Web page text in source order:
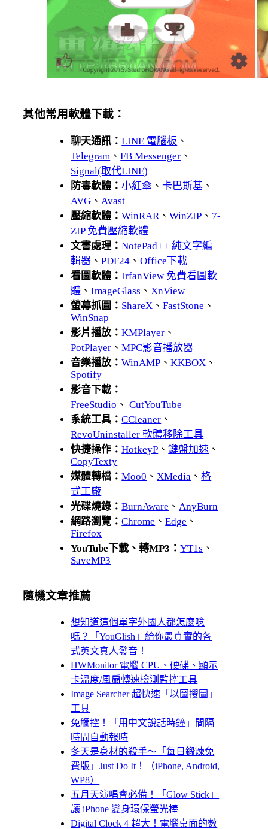
其他常用軟體下載：
聊天通訊：LINE 電腦板 、
Telegram 、FB Messenger 、
Signal(取代LINE)
防毒軟體：小紅傘 、卡巴斯基 、
AVG 、 Avast
壓縮軟體：WinRAR 、WinZIP 、 7-
ZIP 免費壓縮軟體
文書處理：NotePad++ 純文字編
輯器 、PDF24 、Office下載
看圖軟體：IrfanView 免費看圖軟
體 、ImageGlass 、 XnView
螢幕抓圖： ShareX 、FastStone 、
WinSnap
影片播放：KMPlayer 、
PotPlayer 、MPC影音播放器
音樂播放：WinAMP 、KKBOX 、
Spotify
影音下載：
FreeStudio 、 CutYouTube
系統工具：CCleaner 、
RevoUninstaller 軟體移除工具
快捷操作：HotkeyP 、鍵盤加速 、
CopyTexty
媒體轉檔：Moo0 、 XMedia 、格
式工廠
光碟燒錄：BurnAware 、 AnyBurn
網路瀏覽：Chrome 、Edge 、
Firefox
YouTube下載、轉MP3：YT1s 、
SaveMP3
隨機文章推薦
想知道這個單字外國人都怎麼唸
嗎？「YouGlish」給你最真實的各
式英文真人發音！
HWMonitor 電腦 CPU、硬碟、顯示
卡溫度/風扇轉速檢測監控工具
Image Searcher 超快速「以圖搜圖」
工具
免觸控！「用中文說話時鐘」間隔
時間自動報時
冬天是身材的殺手～「每日鍛煉免
費版」Just Do It！（iPhone, Android,
WP8）
五月天演唱會必備！「Glow Stick」
讓 iPhone 變身環保螢光棒
Digital Clock 4 超大！電腦桌面的數